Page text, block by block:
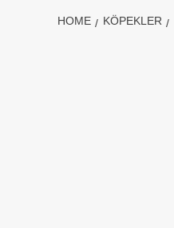
HOME KÖPEKLER